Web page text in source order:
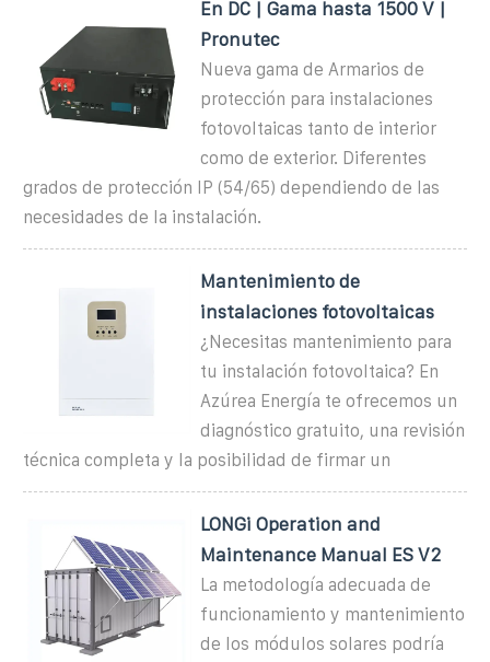
En DC | Gama hasta 1500 V |
Pronutec
Nueva gama de Armarios de
protección para instalaciones
fotovoltaicas tanto de interior
como de exterior. Diferentes
grados de protección IP (54/65) dependiendo de las
necesidades de la instalación.
Mantenimiento de
instalaciones fotovoltaicas
¿Necesitas mantenimiento para
tu instalación fotovoltaica? En
Azúrea Energía te ofrecemos un
diagnóstico gratuito, una revisión
técnica completa y la posibilidad de firmar un
LONGi Operation and
Maintenance Manual ES V2
La metodología adecuada de
funcionamiento y mantenimiento
de los módulos solares podría